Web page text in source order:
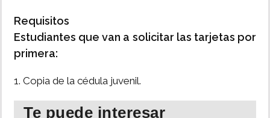
Requisitos
Estudiantes que van a solicitar las tarjetas por
primera:
1. Copia de la cédula juvenil.
Te puede interesar